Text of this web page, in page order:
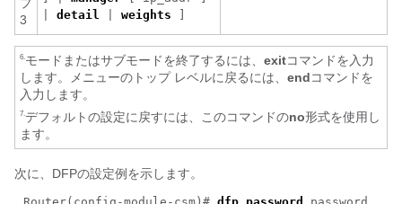
3
detail weights
6.モードまたはサブモードを終了するには、 exitコマンドを入力
します。メニューのトップ レベルに戻るには、 endコマンドを
入力します。
7.デフォルトの設定に戻すには、このコマンドのno形式を使用し
ます。
次に、DFPの設定例を示します。